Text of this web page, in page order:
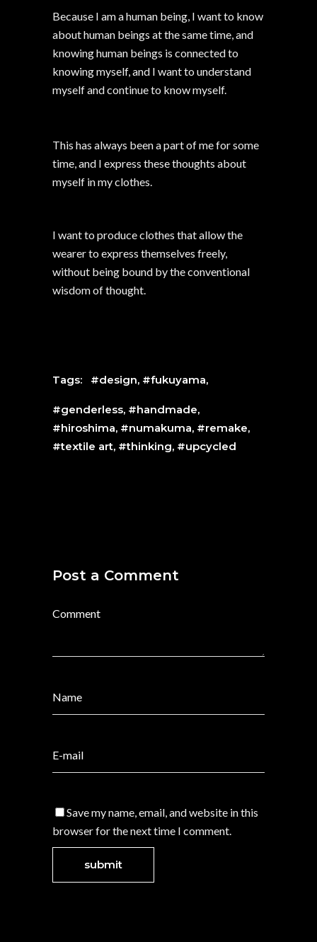
Because I am a human being, I want to know
about human beings at the same time, and
knowing human beings is connected to
knowing myself, and I want to understand
myself and continue to know myself.
This has always been a part of me for some
time, and I express these thoughts about
myself in my clothes.
I want to produce clothes that allow the
wearer to express themselves freely,
without being bound by the conventional
wisdom of thought.
Tags: #design, #fukuyama,
#genderless, #handmade,
#hiroshima, #numakuma, #remake,
#textile art, #thinking, #upcycled
Post a Comment
Save my name, email, and website in this
browser for the next time I comment.